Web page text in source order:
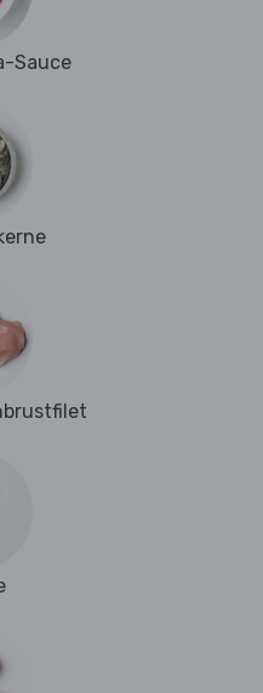
Sauce